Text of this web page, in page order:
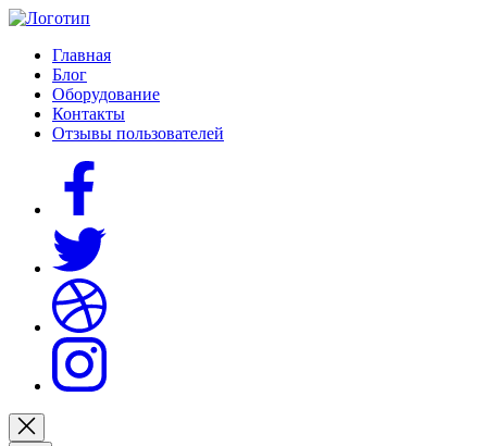
Главная
Блог
Оборудование
Контакты
Отзывы пользователей